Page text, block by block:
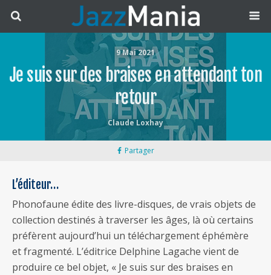
9 Mai 2021
Je suis sur des braises en attendant ton
retour
Claude Loxhay
Partager
L’éditeur…
Phonofaune édite des livre-disques, de vrais objets de
collection destinés à traverser les âges, là où certains
préfèrent aujourd’hui un téléchargement éphémère
et fragmenté. L’éditrice Delphine Lagache vient de
produire ce bel objet, « Je suis sur des braises en